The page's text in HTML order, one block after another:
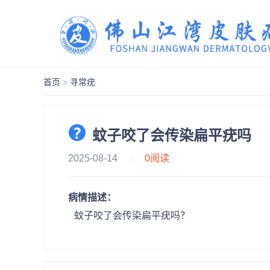
首页 > 寻常疣
蚊子咬了会传染扁平疣吗
2025-08-14 0阅读
病情描述：
蚊子咬了会传染扁平疣吗？